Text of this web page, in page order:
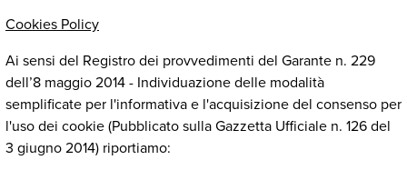
Cookies Policy
Ai sensi del Registro dei provvedimenti del Garante n. 229
dell’8 maggio 2014 - Individuazione delle modalità
semplificate per l'informativa e l'acquisizione del consenso per
l'uso dei cookie (Pubblicato sulla Gazzetta Ufficiale n. 126 del
3 giugno 2014) riportiamo: